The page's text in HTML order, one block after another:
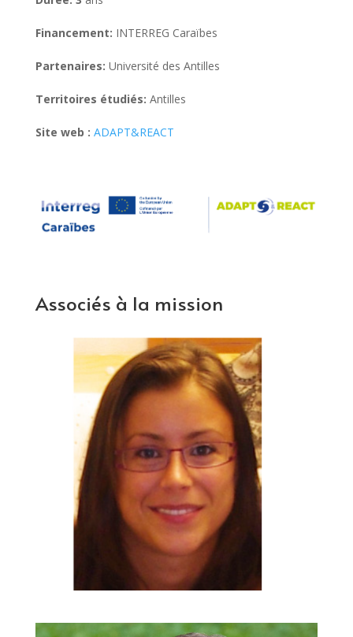
Financement: INTERREG Caraïbes
Partenaires: Université des Antilles
Territoires étudiés: Antilles
Site web : ADAPT&REACT
Associés à la mission